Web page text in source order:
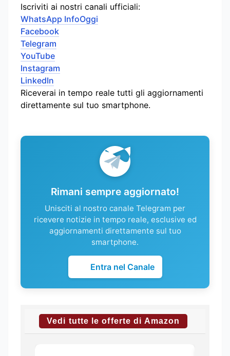
Iscriviti ai nostri canali ufficiali:
WhatsApp InfoOggi
Facebook
Telegram
YouTube
Instagram
LinkedIn
Riceverai in tempo reale tutti gli aggiornamenti
direttamente sul tuo smartphone.
Rimani sempre aggiornato!
Unisciti al nostro canale Telegram per
ricevere notizie in tempo reale, esclusive ed
aggiornamenti direttamente sul tuo
smartphone.
Entra nel Canale